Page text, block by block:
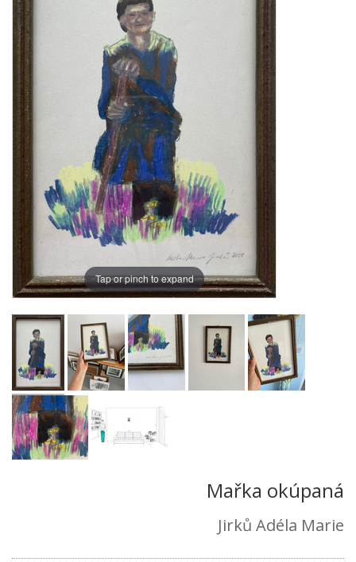
Tap or pinch to expand
Mařka okúpaná
Jirků Adéla Marie